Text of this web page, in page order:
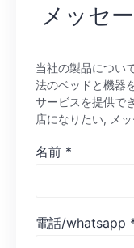
メッセ
当社の製品につい
法のベッドと機器
サービスを提供で
店になりたい, メ
名前 *
電話/whatsapp